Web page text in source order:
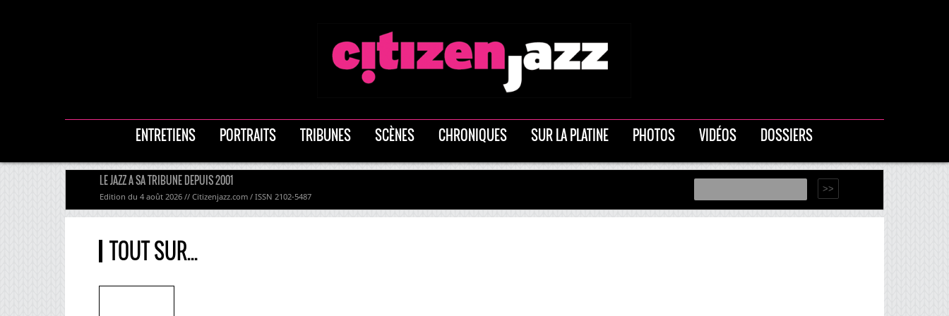
ENTRETIENS PORTRAITS TRIBUNES SCÈNES CHRONIQUES SUR LA PLATINE PHOTOS VIDÉOS DOSSIERS
LE JAZZ A SA TRIBUNE DEPUIS 2001
Edition du 4 août 2026 // Citizenjazz.com / ISSN 2102-5487
TOUT SUR...